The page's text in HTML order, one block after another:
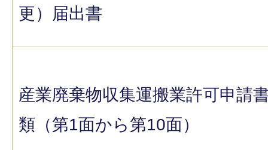
更）届出書
産業廃棄物収集運搬業許可申請
類（第1面から第10面）